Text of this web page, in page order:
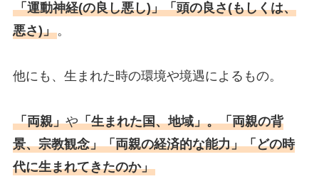
「運動神経(の良し悪し)」「頭の良さ(もしくは、
悪さ)」。
他にも、生まれた時の環境や境遇によるもの。
「両親」や「生まれた国、地域」。「両親の背
景、宗教観念」「両親の経済的な能力」「どの時
代に生まれてきたのか」